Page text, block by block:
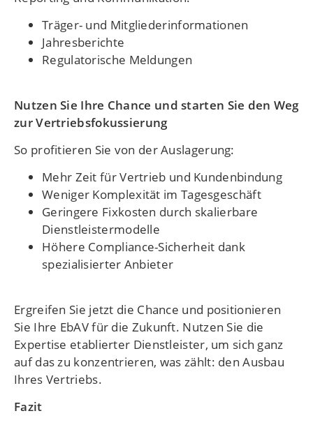
Träger- und Mitgliederinformationen
Jahresberichte
Regulatorische Meldungen
Nutzen Sie Ihre Chance und starten Sie den Weg
zur Vertriebsfokussierung
So profitieren Sie von der Auslagerung:
Mehr Zeit für Vertrieb und Kundenbindung
Weniger Komplexität im Tagesgeschäft
Geringere Fixkosten durch skalierbare
Dienstleistermodelle
Höhere Compliance-Sicherheit dank
spezialisierter Anbieter
Ergreifen Sie jetzt die Chance und positionieren
Sie Ihre EbAV für die Zukunft. Nutzen Sie die
Expertise etablierter Dienstleister, um sich ganz
auf das zu konzentrieren, was zählt: den Ausbau
Ihres Vertriebs.
Fazit